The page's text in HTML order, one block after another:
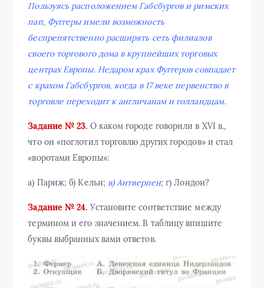
Пользуясь расположением Габсбургов и римских
пап, Фуггеры имели возможность
беспрепятственно расширять сеть филиалов
своего торгового дома в крупнейших торговых
центрах Европы. Недаром крах Фуггеров совпадает
с крахом Габсбургов, когда в 17 веке первенство в
торговле переходит к англичанам и голландцам.
Задание № 23. О каком городе говорили в XVI в.,
что он «поглотил торговлю других городов» и стал
«воротами Европы»:
а) Париж; б) Кельн;в) Антверпен; г) Лондон?
Задание № 24. Установите соответствие между
термином и его значением. В таблицу впишите
буквы выбранных вами ответов.